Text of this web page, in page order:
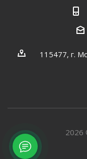
115477, г.